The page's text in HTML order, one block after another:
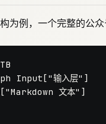
为例，一个完整的公众
Input["输入层"]
文本"]